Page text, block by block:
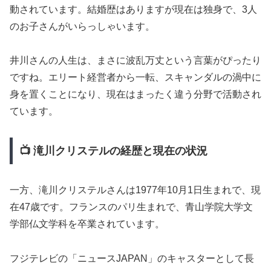
動されています。結婚歴はありますが現在は独身で、3人
のお子さんがいらっしゃいます。
井川さんの人生は、まさに波乱万丈という言葉がぴったり
ですね。エリート経営者から一転、スキャンダルの渦中に
身を置くことになり、現在はまったく違う分野で活動され
ています。
📺 滝川クリステルの経歴と現在の状況
一方、滝川クリステルさんは1977年10月1日生まれで、現
在47歳です。フランスのパリ生まれで、青山学院大学文
学部仏文学科を卒業されています。
フジテレビの「ニュースJAPAN」のキャスターとして長